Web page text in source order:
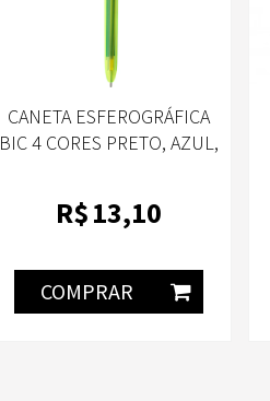
CANETA ESFEROGRÁFICA
BIC 4 CORES PRETO, AZUL,
FLUO
R$13,10
COMPRAR